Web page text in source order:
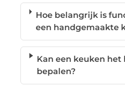
Hoe belangrijk is
een handgemaakte
Kan een keuken
bepalen?